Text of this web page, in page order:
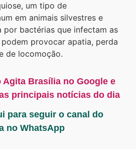
um tipo de
em animais silvestres e
por bactérias que infectam as
provocar apatia, perda
de locomoção.
Agita Brasília no Google e
principais notícias do dia
para seguir o canal do
no WhatsApp